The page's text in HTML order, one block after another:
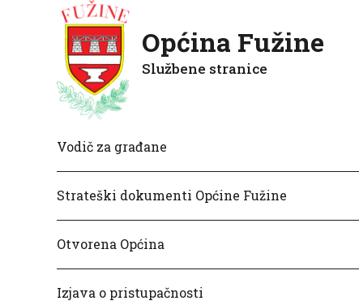
Općina Fužine
Službene stranice
Vodič za građane
Strateški dokumenti Općine Fužine
Otvorena Općina
Izjava o pristupačnosti